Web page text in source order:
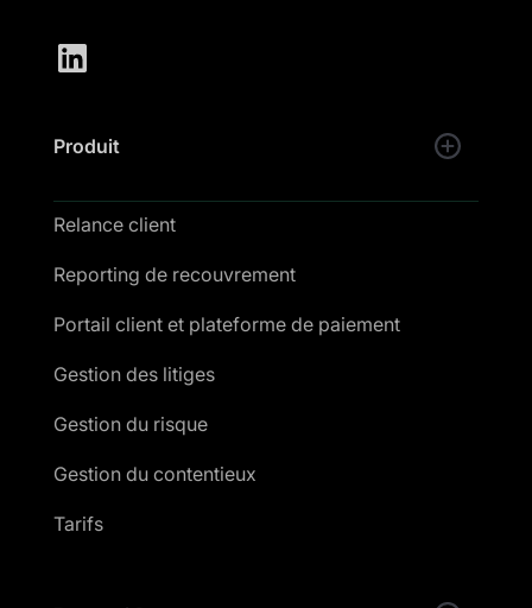
Produit
Relance client
Reporting de recouvrement
Portail client et plateforme de paiement
Gestion des litiges
Gestion du risque
Gestion du contentieux
Tarifs